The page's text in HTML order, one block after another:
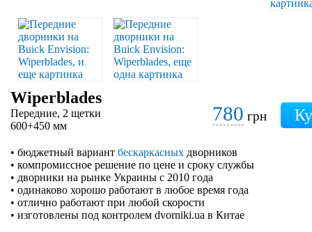
Wiperblades
Передние, 2 щетки
600+450 мм
780 грн
• бюджетный вариант бескаркасных дворников
• компромиссное решение по цене и сроку службы
• дворники на рынке Украины с 2010 года
• одинаково хорошо работают в любое время года
• отлично работают при любой скорости
• изготовлены под контролем dvorniki.ua в Китае